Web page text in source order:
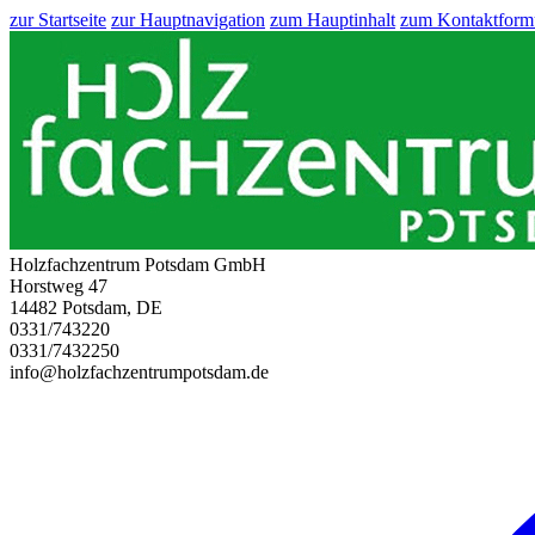
zur Startseite zur Hauptnavigation zum Hauptinhalt zum
Holzfachzentrum Potsdam GmbH
Horstweg 47
14482 Potsdam, DE
0331/743220
0331/7432250
info@holzfachzentrumpotsdam.de